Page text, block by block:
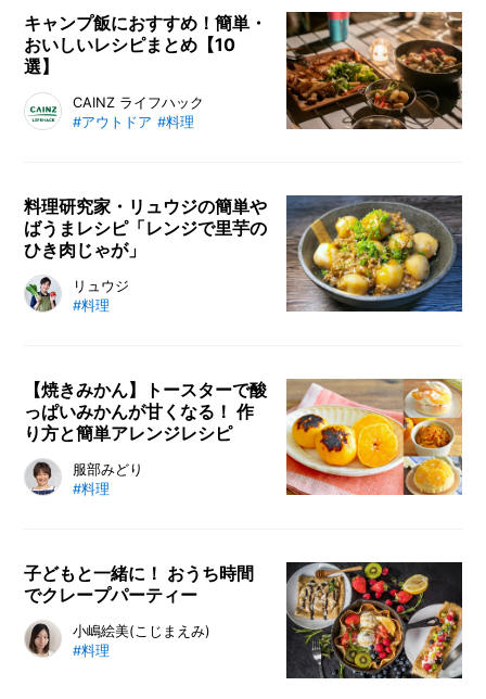
から掃除、料理、収納グッズなど、
アンバサダーの3名が実際に使って
重宝しているおすすめグッズを紹介
します。
キャンプ飯におすすめ！簡単・
おいしいレシピまとめ【10
選】
キャンプやアウトドアに欠かせない
ご飯。この記事では、これまでとな
厳選してご紹介。あまり料理が得意
ではない方や初めてキャンプに挑戦
する方など、ぜひ参考にしてみてく
ださい。
CAINZ ライフハック
#アウトドア #料理
料理研究家・リュウジの簡単や
ばうまレシピ「レンジで里芋の
ひき肉じゃが」
料理研究家・リュウジさんのレシピ
連載。今回は、忙しいときでもサッ
具材とチンするだけ。あとは電子レ
ンジがおいしくしてくれるので失敗
知らず！ 鍋で煮込んだかのような
ホックホクの里芋と、トロトロのひ
き肉あんが絡んで絶品です。
リュウジ
#料理
【焼きみかん】トースターで酸
っぱいみかんが甘くなる！ 作
り方と簡単アレンジレシピ
みかんを甘くする裏ワザ「焼きみか
ん」。温かいみかんはトロッと甘く
みかんの作り方と簡単アレンジレシ
ピを、料理研究家の服部みどりさん
に教えていただきます。
服部みどり
#料理
子どもと一緒に！ おうち時間
でクレープパーティー
家族みんな揃った休日に、楽しいお
うち時間を過ごすなら「クレープパ
小嶋絵美(こじまえみ)
#料理